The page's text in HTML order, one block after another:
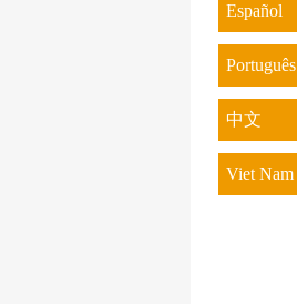
Español
Português
中文
Viet Nam